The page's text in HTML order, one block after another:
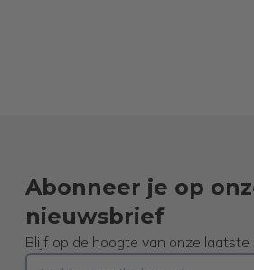
Abonneer je op
nieuwsbrief
Blijf op de hoogte van onze laatste